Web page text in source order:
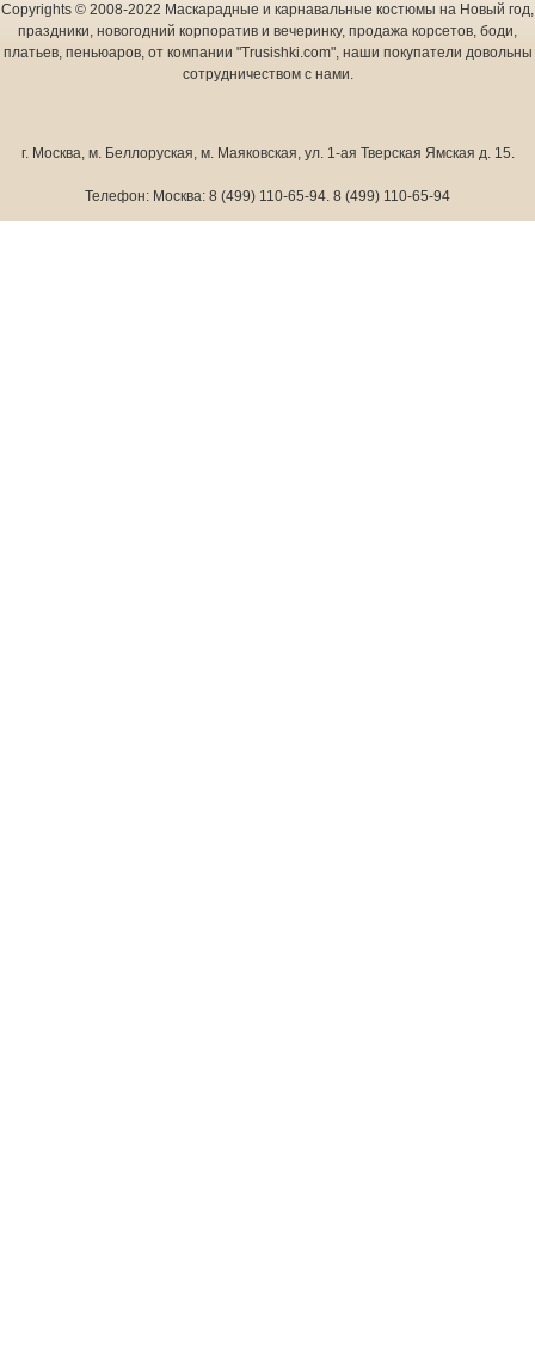
Пивной праздник.
Copyrights © 2008-2022 Маскарадные и карнавальные костюмы на Новый год,
праздники, новогодний корпоратив и вечеринку, продажа корсетов, боди,
платьев, пеньюаров, от компании "Trusishki.com", наши покупатели довольны
сотрудничеством с нами.
г. Москва, м. Беллоруская, м. Маяковская, ул. 1-ая Тверская Ямская д. 15.
Телефон: Москва: 8 (499) 110-65-94. 8 (499) 110-65-94